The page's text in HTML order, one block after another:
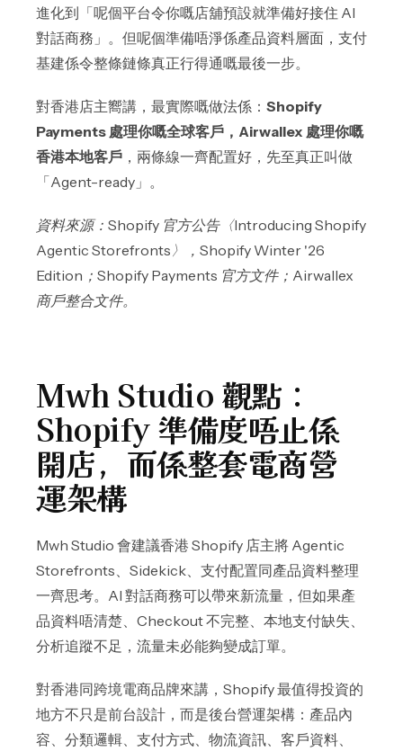
進化到「呢個平台令你嘅店舖預設就準備好接住 AI
對話商務」。但呢個準備唔淨係產品資料層面，支付
基建係令整條鏈條真正行得通嘅最後一步。
對香港店主嚮講，最實際嘅做法係： Shopify
Payments 處理你嘅全球客戶，Airwallex 處理你嘅
香港本地客戶 ，兩條線一齊配置好，先至真正叫做
「Agent-ready」。
資料來源：Shopify 官方公告〈Introducing Shopify
Agentic Storefronts〉，Shopify Winter '26
Edition；Shopify Payments 官方文件；Airwallex
商戶整合文件。
Mwh Studio 觀點：
Shopify 準備度唔止係
開店，而係整套電商營
運架構
Mwh Studio 會建議香港 Shopify 店主將 Agentic
Storefronts、Sidekick、支付配置同產品資料整理
一齊思考。AI 對話商務可以帶來新流量，但如果產
品資料唔清楚、Checkout 不完整、本地支付缺失、
分析追蹤不足，流量未必能夠變成訂單。
對香港同跨境電商品牌來講，Shopify 最值得投資的
地方不只是前台設計，而是後台營運架構：產品內
容、分類邏輯、支付方式、物流資訊、客戶資料、